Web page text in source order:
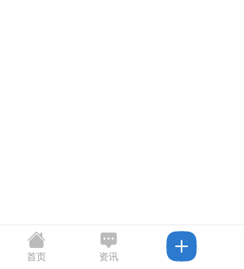
首页 资讯